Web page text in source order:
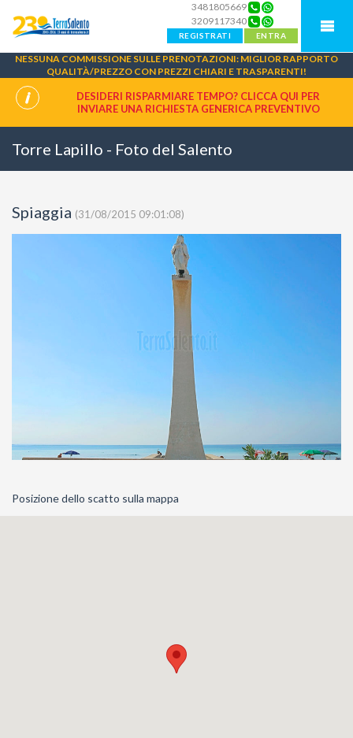
3481805669
3209117340
REGISTRATI ENTRA
NESSUNA COMMISSIONE SULLE PRENOTAZIONI: MIGLIOR RAPPORTO
QUALITÀ/PREZZO CON PREZZI CHIARI E TRASPARENTI!
DESIDERI RISPARMIARE TEMPO? CLICCA QUI PER
INVIARE UNA RICHIESTA GENERICA PREVENTIVO
Torre Lapillo - Foto del Salento
Spiaggia (31/08/2015 09:01:08)
Posizione dello scatto sulla mappa